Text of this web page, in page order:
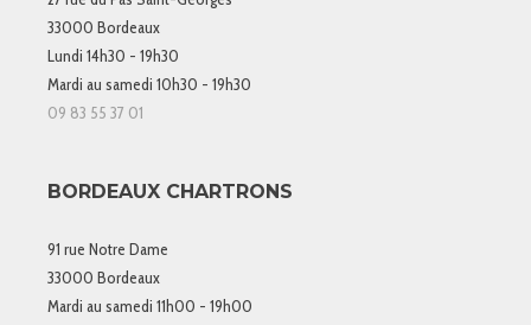
33000 Bordeaux
Lundi 14h30 - 19h30
Mardi au samedi 10h30 - 19h30
09 83 55 37 01
BORDEAUX CHARTRONS
91 rue Notre Dame
33000 Bordeaux
Mardi au samedi 11h00 - 19h00